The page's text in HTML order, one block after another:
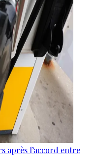
après l’accord entre